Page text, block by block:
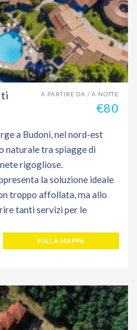
A PARTIRE DA / A NOTTE
€80
a Budoni, nel nord-est
naturale tra spiagge di
rigogliose.
la soluzione ideale
troppo affollata, ma allo
tanti servizi per le
SULLA MAPPA